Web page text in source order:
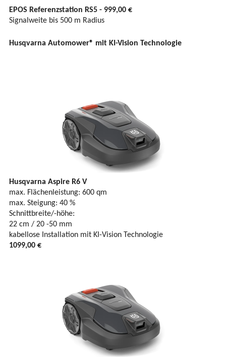
EPOS Referenzstation RS5 - 999,00 €
Signalweite bis 500 m Radius
Husqvarna Automower® mit KI-Vision Technologie
Husqvarna Aspire R6 V
max. Flächenleistung: 600 qm
max. Steigung: 40 %
Schnittbreite/-höhe:
22 cm / 20 -50 mm
kabellose Installation mit KI-Vision Technologie
1099,00 €